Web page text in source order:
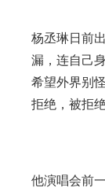
杨丞琳日前
漏，连自己
希望外界别
拒绝，被拒
他演唱会前